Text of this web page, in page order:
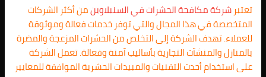
تعتبرشركة مكافحة الحشرات فيالسنبلاوينمن أكثر الشركات
المتخصصة في هذا المجال والتي توفر خدمات فعالة وموثوقة
للعملاء. تهدف الشركة إلى التخلص من الحشرات المزعجة والمضرة
بالمنازل والمنشآت التجارية بأساليب آمنة وفعالة. تعمل الشركة
على استخدام أحدث التقنيات والمبيدات الحشرية الموافقة للمعايير